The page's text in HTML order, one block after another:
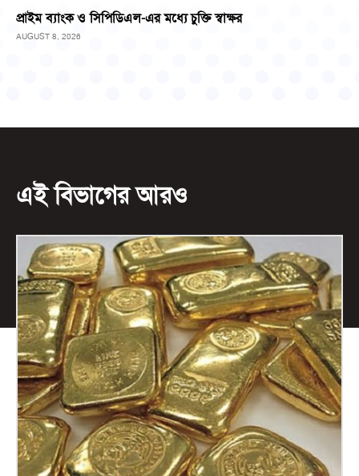
প্রাইম ব্যাংক ও সিপিডিএল-এর মধ্যে চুক্তি স্বাক্ষর
AUGUST 8, 2026
এই বিভাগের আরও